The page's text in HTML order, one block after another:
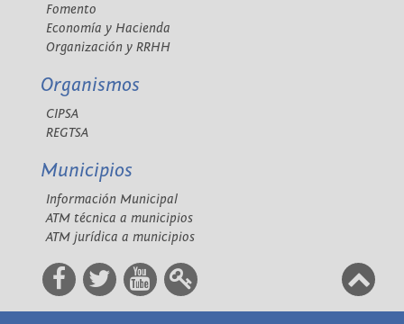
Fomento
Economía y Hacienda
Organización y RRHH
Organismos
CIPSA
REGTSA
Municipios
Información Municipal
ATM técnica a municipios
ATM jurídica a municipios